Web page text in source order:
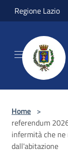
Salta al contenuto
Regione Lazio
Home >
referendum
infermità che
dall'abitazione